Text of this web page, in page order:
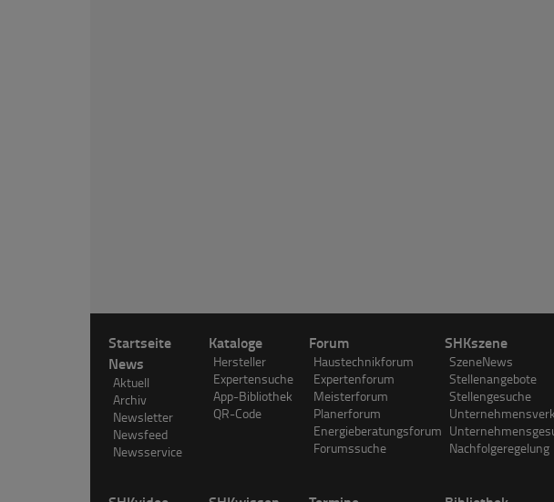
Startseite
News
Aktuell
Archiv
Newsletter
Newsfeed
Newsservice
Kataloge
Hersteller
Expertensuche
App-Bibliothek
QR-Code
Forum
Haustechnikforum
Expertenforum
Meisterforum
Planerforum
Energieberatungsforum
Forumssuche
SHKszene
SzeneNews
Stellenangebote
Stellengesuche
Nachfolgeregelung